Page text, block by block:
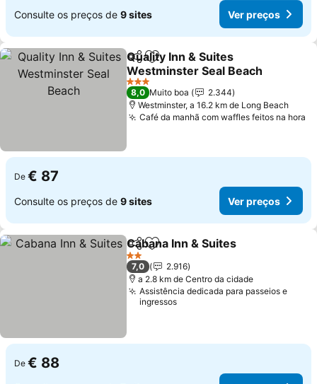
Consulte os preços de 9 sites Ver preços
PartilharAdicionar aos favoritos
Quality Inn & Suites
Westminster Seal Beach
Ver preços
3 Estrelas
8,0 Muito boa
2.344
Westminster, a 16.2 km de Long Beach
Café da manhã com waffles feitos na hora
De € 87
Consulte os preços de 9 sites Ver preços
PartilharAdicionar aos favoritos
Cabana Inn & Suites
2 Estrelas
7,0
2.916
a 2.8 km de Centro da cidade
Assistência dedicada para passeios e
ingressos
De € 88